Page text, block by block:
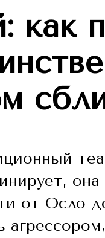
как
она
от Осло